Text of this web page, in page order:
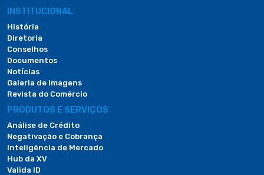
INSTITUCIONAL
História
Diretoria
Conselhos
Documentos
Notícias
Galeria de Imagens
Revista do Comércio
PRODUTOS E SERVIÇOS
Análise de Crédito
Negativação e Cobrança
Inteligência de Mercado
Hub da XV
Valida ID